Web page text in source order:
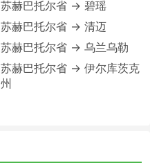
苏赫巴托尔省 → 碧瑶
苏赫巴托尔省 → 清迈
苏赫巴托尔省 → 乌兰乌勒
苏赫巴托尔省 → 伊尔库茨克
州